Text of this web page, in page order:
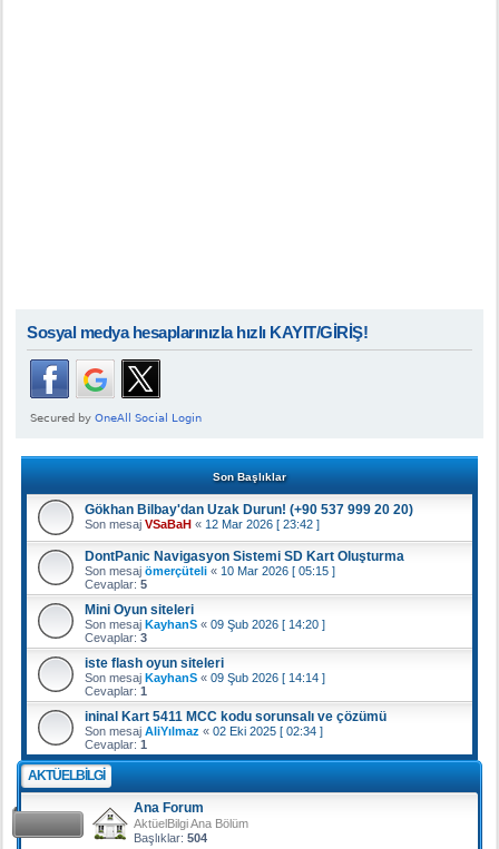
Sosyal medya hesaplarınızla hızlı KAYIT/GİRİŞ!
Son Başlıklar
Gökhan Bilbay'dan Uzak Durun! (+90 537 999 20 20)
Son mesaj VSaBaH « 12 Mar 2026 [ 23:42 ]
DontPanic Navigasyon Sistemi SD Kart Oluşturma
Son mesaj ömerçüteli « 10 Mar 2026 [ 05:15 ]
Cevaplar: 5
Mini Oyun siteleri
Son mesaj KayhanS « 09 Şub 2026 [ 14:20 ]
Cevaplar: 3
iste flash oyun siteleri
Son mesaj KayhanS « 09 Şub 2026 [ 14:14 ]
Cevaplar: 1
ininal Kart 5411 MCC kodu sorunsalı ve çözümü
Son mesaj AliYılmaz « 02 Eki 2025 [ 02:34 ]
Cevaplar: 1
AKTÜELBILGI
Ana Forum
AktüelBilgi Ana Bölüm
Başlıklar: 504